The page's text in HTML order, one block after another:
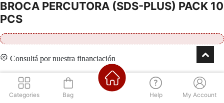
BROCA PERCUTORA (SDS-PLUS) PACK 10
PCS
Consultá por nuestra financiación
Contáctenos
Categories Bag Help My Account